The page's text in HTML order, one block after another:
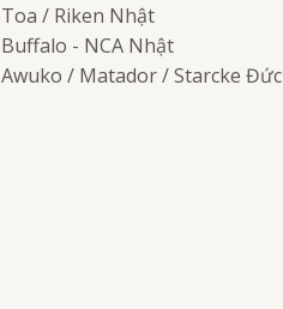
Toa / Riken Nhật
Buffalo - NCA Nhật
Awuko / Matador / Starcke Đức